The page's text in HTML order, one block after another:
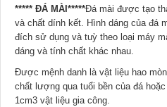
***** ĐÁ MÀI*****Đá mài được tạo
và chất dính kết. Hình dáng của đá
đích sử dụng và tuỳ theo loại máy
dáng và tính chất khác nhau.
Được mệnh danh là vật liệu hao
chất lượng qua tuổi bền của đá
1cm3 vật liệu gia công.